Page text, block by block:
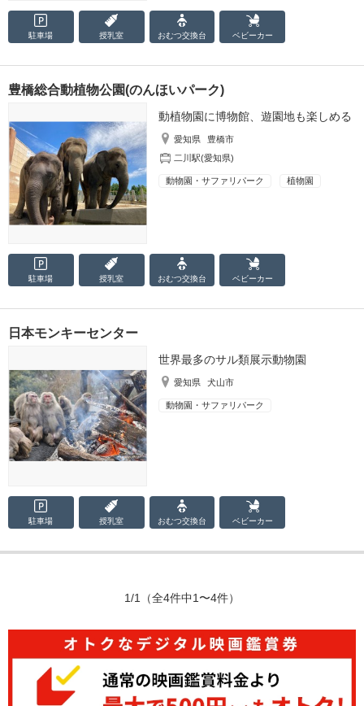
駐車場 授乳室 おむつ交換台 ベビーカー
豊橋総合動植物公園(のんほいパーク)
動植物園に博物館、遊園地も楽しめる
愛知県
豊橋市
二川駅(愛知県)
動物園・サファリパーク 植物園
駐車場 授乳室 おむつ交換台 ベビーカー
日本モンキーセンター
世界最多のサル類展示動物園
愛知県 犬山市
動物園・サファリパーク
駐車場 授乳室 おむつ交換台 ベビーカー
1/1 （全4件中1〜4件）